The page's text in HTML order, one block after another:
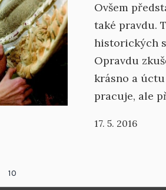
Ovšem
také pravdu.
historických
Opravdu
krásno a
pracuje, ale
17. 5. 2016
10